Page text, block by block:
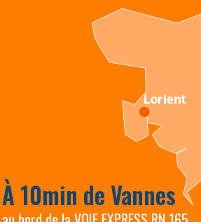
À 10min de Vannes